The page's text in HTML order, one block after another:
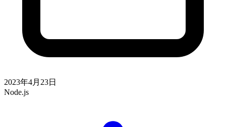
2023年4月23日
Node.js